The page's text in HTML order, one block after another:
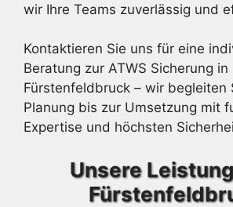
wir Ihre Teams zuverlässig und
Kontaktieren Sie uns für eine
Beratung zur ATWS Sicherung in
Fürstenfeldbruck – wir begleiten
Planung bis zur Umsetzung mit
Expertise und höchsten
Unsere